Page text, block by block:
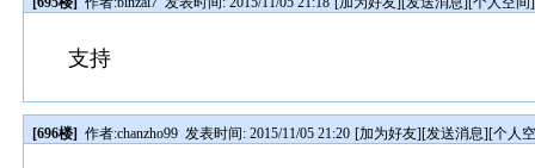
支持
[696楼] 作者:chanzho99 发表时间: 2015/11/05 21:20 [加为好友][发送消息][个人